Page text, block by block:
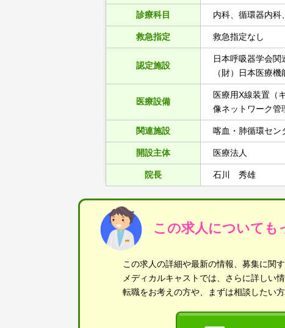
診療科目 内科、循環器内科
救急指定 救急指定なし
認定施設
日本呼吸器学会関
（財）日本医療
医療設備
医療用X線装置（
像ネットワーク管
関連施設 喀血・肺循環セン
開設主体 医療法人
院長 石川 秀雄
この求人についても
この求人の詳細や最新の情報、募集に関
メディカルキャストでは、さらに詳しい
転職をお考えの方や、まずは相談したい